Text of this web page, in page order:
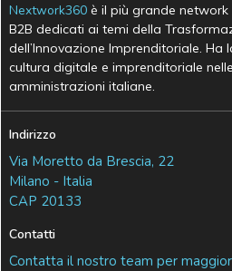
Nextwork360 è il più grande
B2B dedicati ai temi della
dell’Innovazione Imprenditoriale.
cultura digitale e imprenditoriale
amministrazioni italiane.
Indirizzo
Via Moretto da Brescia, 22
Milano - Italia
CAP 20133
Contatti
Contatta il nostro team per